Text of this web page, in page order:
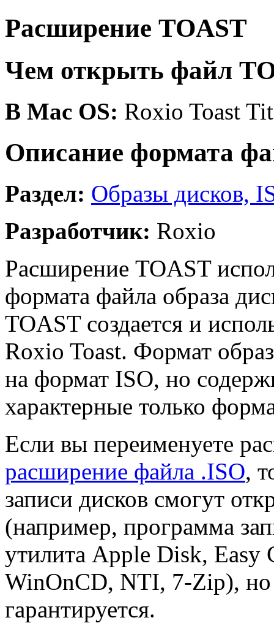
Расширение TOAST
Чем открыть файл
В Mac OS: Roxio Toast
Описание формата
Раздел: Образы дисков,
Разработчик: Roxio
Расширение TOAST
формата файла образа
TOAST создается и
Roxio Toast. Формат
на формат ISO, но
характерные только
Если вы переименуете
расширение файла .ISO,
записи дисков смогут
(например, программа
утилита Apple Disk, Easy
WinOnCD, NTI, 7-Zip), но
гарантируется.